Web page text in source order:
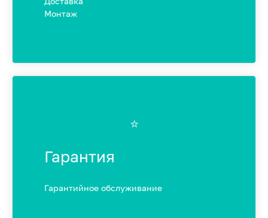
Монтаж
⭐️
Гарантия
Гарантийное обслуживание